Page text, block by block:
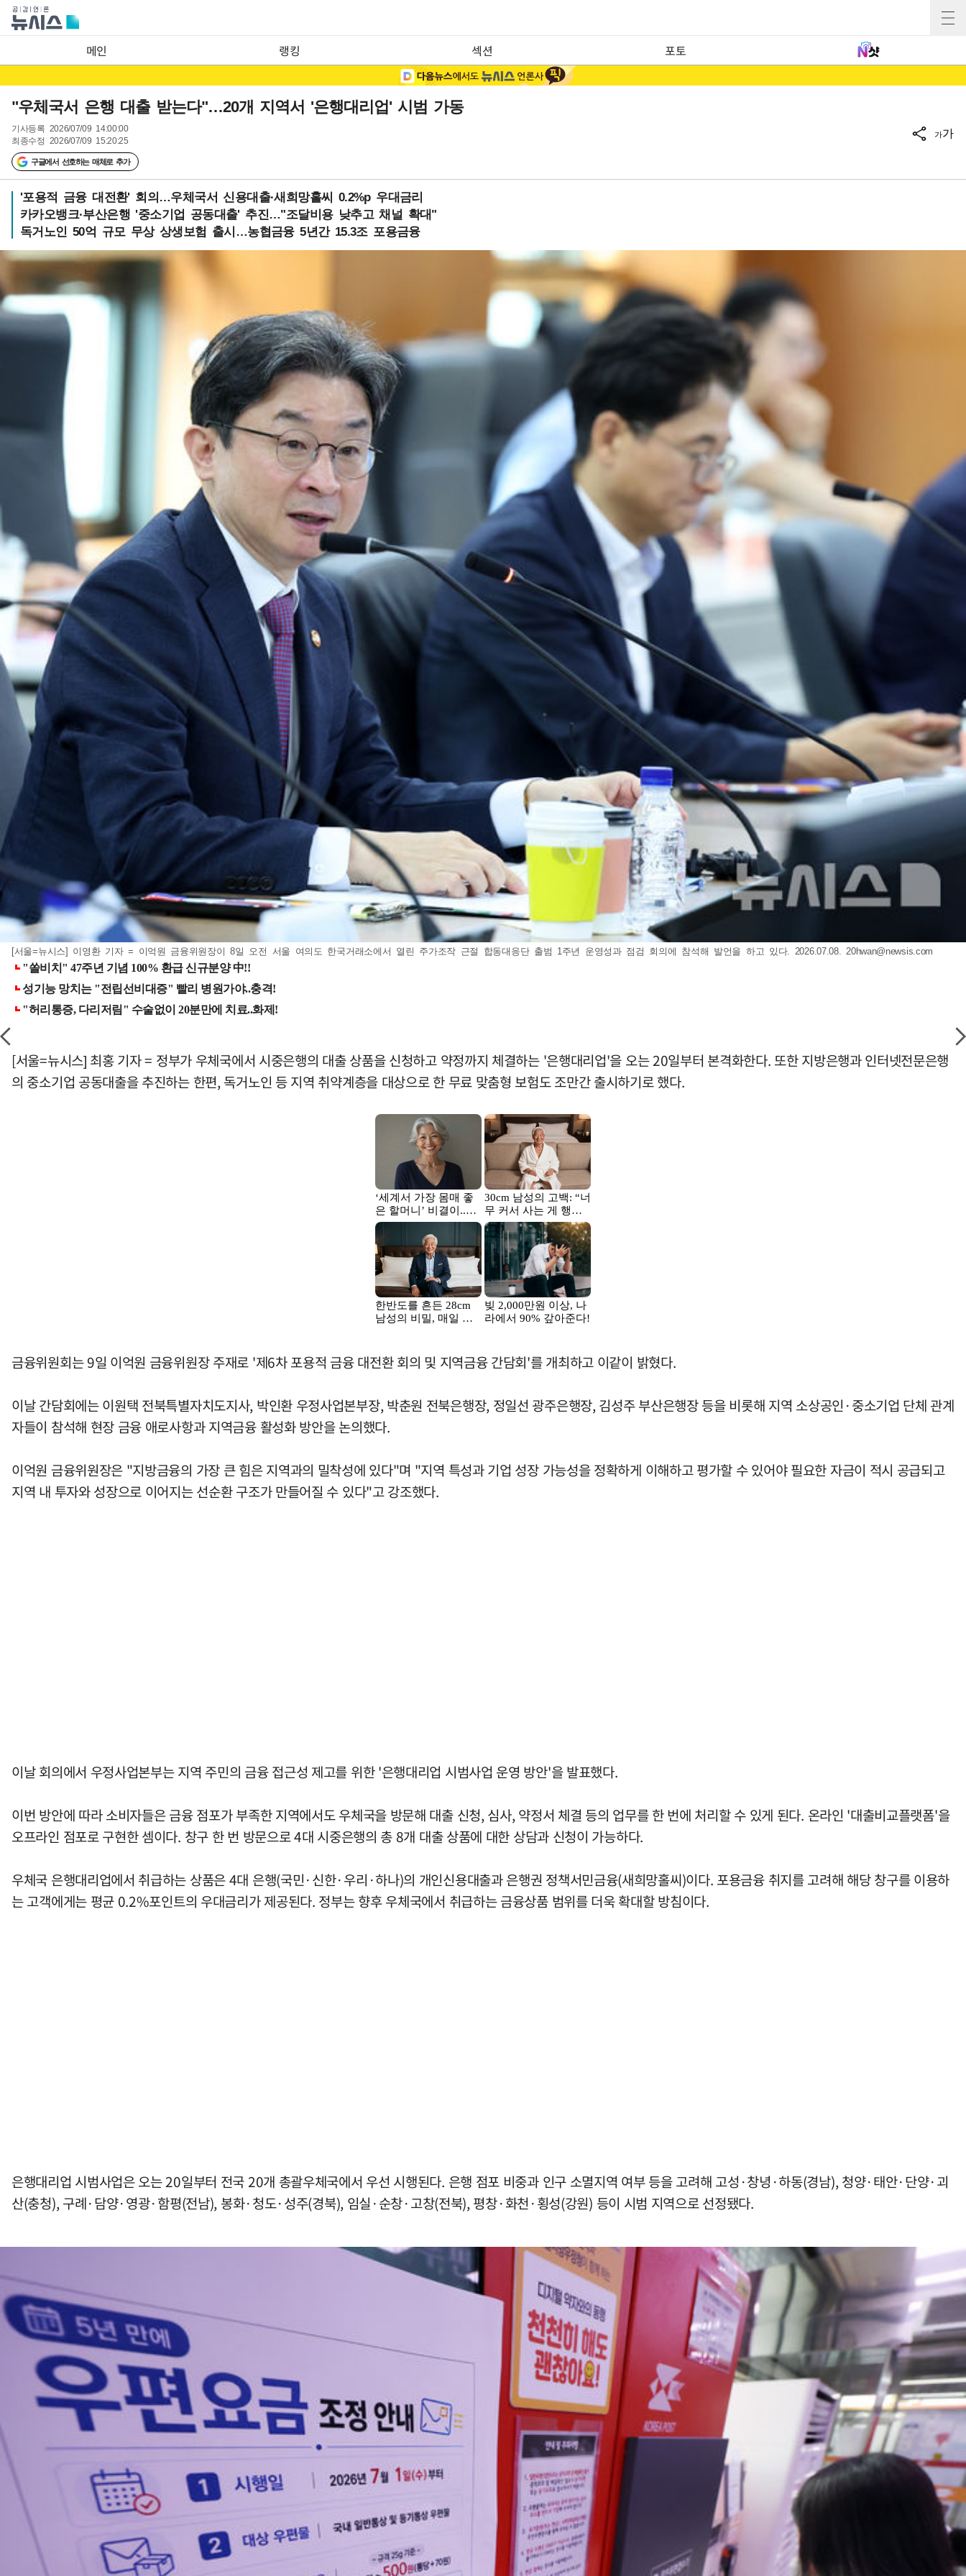
메인 랭킹 섹션 포토
"우체국서 은행 대출 받는다"…20개 지역서 '은행대리업' 시범 가동
기사등록 2026/07/09 14:00:00
최종수정 2026/07/09 15:20:25
구글에서 선호하는 매체로 추가
가가
'포용적 금융 대전환' 회의…우체국서 신용대출·새희망홀씨 0.2%p 우대금리
카카오뱅크·부산은행 '중소기업 공동대출' 추진…"조달비용 낮추고 채널 확대"
독거노인 50억 규모 무상 상생보험 출시…농협금융 5년간 15.3조 포용금융
[서울=뉴시스] 이영환 기자 = 이억원 금융위원장이 8일 오전 서울 여의도 한국거래소에서 열린 주가조작 근절 합동대응단 출범 1주년 운영성과 점검 회의에 참석해 발언을 하고 있다. 2026.07.08.20hwan@newsis.com
[서울=뉴시스] 최홍 기자 = 정부가 우체국에서 시중은행의 대출 상품을 신청하고 약정까지 체결하는 '은행대리업'을 오는 20일부터 본격화한다. 또한 지방은행과 인터넷전문은행
의 중소기업 공동대출을 추진하는 한편, 독거노인 등 지역 취약계층을 대상으로 한 무료 맞춤형 보험도 조만간 출시하기로 했다.
금융위원회는 9일 이억원 금융위원장 주재로 '제6차 포용적 금융 대전환 회의 및 지역금융 간담회'를 개최하고 이같이 밝혔다.
이날 간담회에는 이원택 전북특별자치도지사, 박인환 우정사업본부장, 박춘원 전북은행장, 정일선 광주은행장, 김성주 부산은행장 등을 비롯해 지역 소상공인·중소기업 단체 관계
자들이 참석해 현장 금융 애로사항과 지역금융 활성화 방안을 논의했다.
이억원 금융위원장은 "지방금융의 가장 큰 힘은 지역과의 밀착성에 있다"며 "지역 특성과 기업 성장 가능성을 정확하게 이해하고 평가할 수 있어야 필요한 자금이 적시 공급되고
지역 내 투자와 성장으로 이어지는 선순환 구조가 만들어질 수 있다"고 강조했다.
이날 회의에서 우정사업본부는 지역 주민의 금융 접근성 제고를 위한 '은행대리업 시범사업 운영 방안'을 발표했다.
이번 방안에 따라 소비자들은 금융 점포가 부족한 지역에서도 우체국을 방문해 대출 신청, 심사, 약정서 체결 등의 업무를 한 번에 처리할 수 있게 된다. 온라인 '대출비교플랫폼'을
오프라인 점포로 구현한 셈이다. 창구 한 번 방문으로 4대 시중은행의 총 8개 대출 상품에 대한 상담과 신청이 가능하다.
우체국 은행대리업에서 취급하는 상품은 4대 은행(국민·신한·우리·하나)의 개인신용대출과 은행권 정책서민금융(새희망홀씨)이다. 포용금융 취지를 고려해 해당 창구를 이용하
는 고객에게는 평균 0.2%포인트의 우대금리가 제공된다. 정부는 향후 우체국에서 취급하는 금융상품 범위를 더욱 확대할 방침이다.
은행대리업 시범사업은 오는 20일부터 전국 20개 총괄우체국에서 우선 시행된다. 은행 점포 비중과 인구 소멸지역 여부 등을 고려해 고성·창녕·하동(경남), 청양·태안·단양·괴
산(충청), 구례·담양·영광·함평(전남), 봉화·청도·성주(경북), 임실·순창·고창(전북), 평창·화천·횡성(강원) 등이 시범 지역으로 선정됐다.